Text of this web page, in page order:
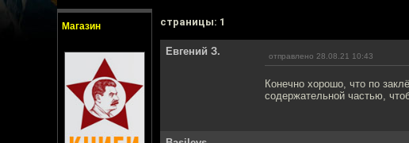
Магазин cтраницы: 1
Евгений З. отправлено 28.08.21 10:43
Конечно хорошо, что по
содержательной частью,